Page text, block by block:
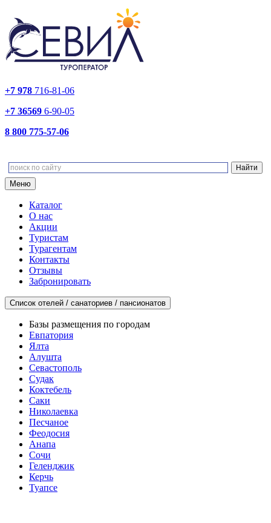
+7 978 716-81-06
+7 36569 6-90-05
8 800 775-57-06
Меню
Каталог
О нас
Акции
Туристам
Турагентам
Контакты
Отзывы
Забронировать
Список отелей / санаториев / пансионатов
Базы размещения по городам
Евпатория
Ялта
Алушта
Севастополь
Судак
Коктебель
Саки
Николаевка
Песчаное
Феодосия
Анапа
Сочи
Геленджик
Керчь
Туапсе